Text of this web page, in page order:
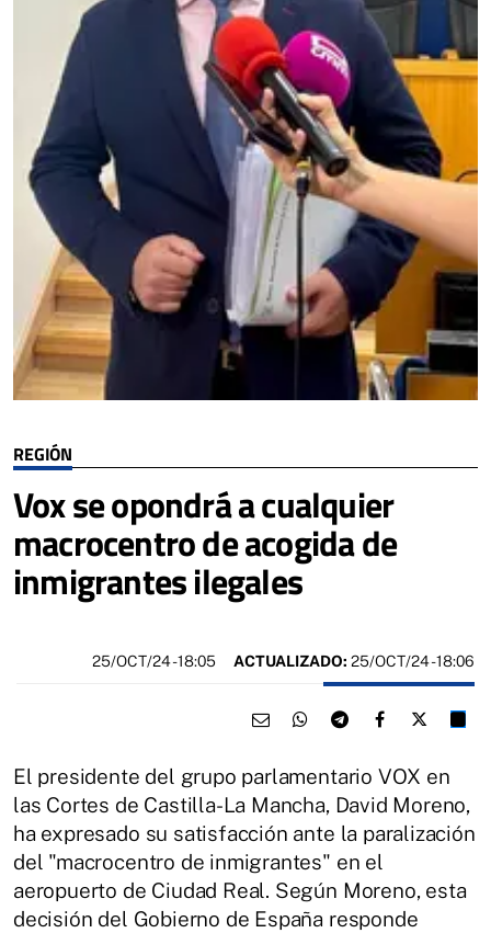
REGIÓN
Vox se opondrá a cualquier
macrocentro de acogida de
inmigrantes ilegales
25/OCT/24- 18:05 ACTUALIZADO: 25/OCT/24 - 18:06
El presidente del grupo parlamentario VOX en
las Cortes de Castilla-La Mancha, David Moreno,
ha expresado su satisfacción ante la paralización
del "macrocentro de inmigrantes" en el
aeropuerto de Ciudad Real. Según Moreno, esta
decisión del Gobierno de España responde